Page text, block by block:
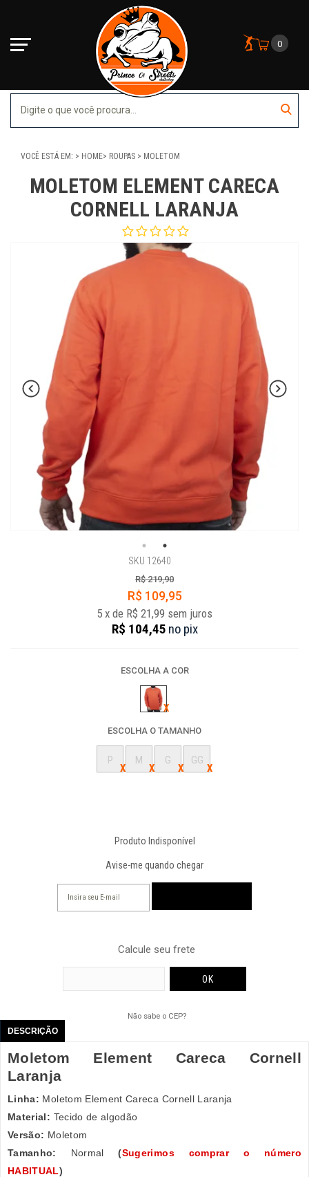
0
VOCÊ ESTÁ EM: HOME ROUPAS MOLETOM
MOLETOM ELEMENT CARECA
CORNELL LARANJA
SKU 12640
R$ 219,90
R$ 109,95
5 x de R$ 21,99 sem juros
R$ 104,45 no pix
ESCOLHA A COR
ESCOLHA O TAMANHO
P M G GG
Produto Indisponível
Avise-me quando chegar
Calcule seu frete
Não sabe o CEP?
DESCRIÇÃO
Moletom Element Careca Cornell
Laranja
Linha: Moletom Element Careca Cornell Laranja
Material: Tecido de algodão
Versão: Moletom
Tamanho:
Normal(Sugerimos comprar o número
HABITUAL)